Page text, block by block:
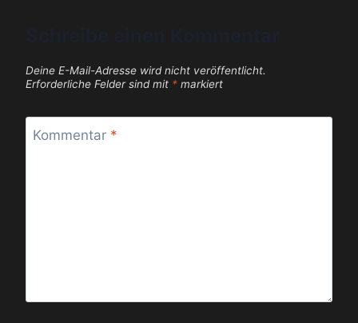
Deine E-Mail-Adresse wird nicht veröffentlicht.
Erforderliche Felder sind mit * markiert
Kommentar *